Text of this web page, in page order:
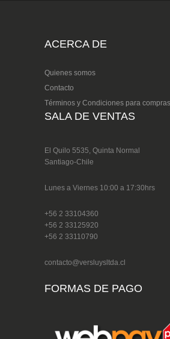
ACERCA DE
Quienes somos
Contacto
Términos y Condiciones para
SALA DE VENTAS
El Quilo 5535, Quinta Normal
Santiago-Chile
Lunes a Viernes 10:00 a 17:30hrs
+56 2 33104360
+56 2 33125920
+56 2 33110790
contacto@versluysltda.cl
FORMAS DE PAGO